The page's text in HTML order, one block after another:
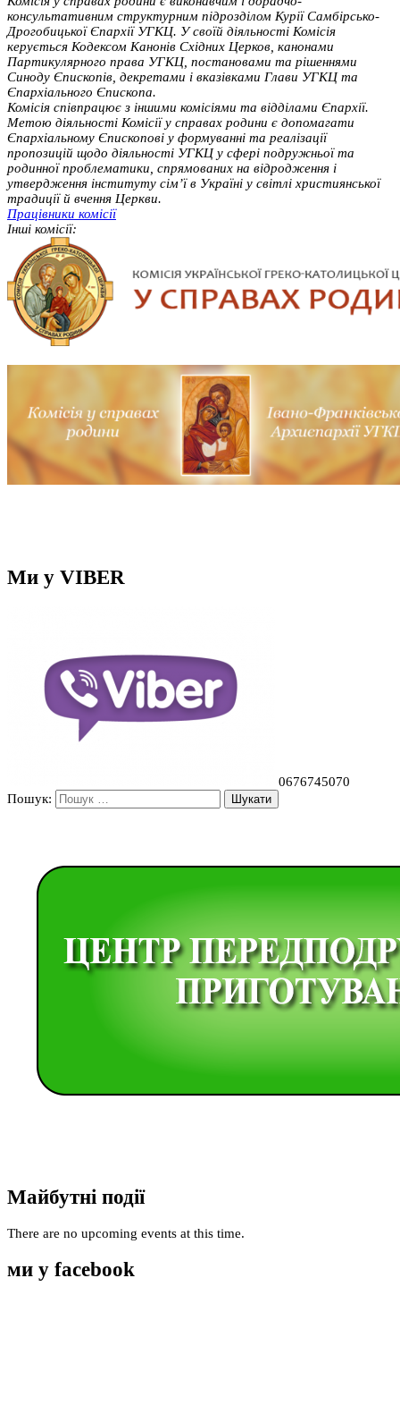
консультативним структурним підрозділом Курії Самбірсько-
Дрогобицької Єпархії УГКЦ. У своїй діяльності Комісія
керується Кодексом Канонів Східних Церков, канонами
Партикулярного права УГКЦ, постановами та рішеннями
Синоду Єпископів, декретами і вказівками Глави УГКЦ та
Єпархіального Єпископа.
Комісія співпрацює з іншими комісіями та відділами Єпархії.
Метою діяльності Комісії у справах родини є допомагати
Єпархіальному Єпископові у формуванні та реалізації
пропозицій щодо діяльності УГКЦ у сфері подружньої та
родинної проблематики, спрямованих на відродження і
утвердження інституту сім’ї в Україні у світлі християнської
традиції й вчення Церкви.
Працівники комісії
Інші комісії:
Ми у VIBER
0676745070
Пошук:
Майбутні події
There are no upcoming events at this time.
ми у facebook